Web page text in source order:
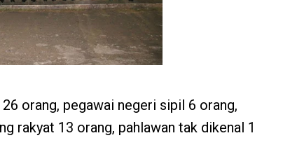
orang, pegawai negeri sipil 6 orang,
rakyat 13 orang, pahlawan tak dikenal 1